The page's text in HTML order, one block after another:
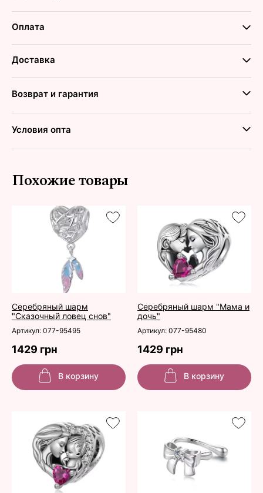
Оплата
Доставка
Возврат и гарантия
Условия опта
Похожие товары
Серебряный шарм
"Сказочный ловец снов"
Серебряный шарм "Мама и
дочь"
Артикул: 077-95495 Артикул: 077-95480
1429 грн 1429 грн
В корзину В корзину